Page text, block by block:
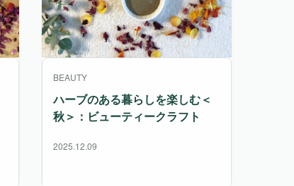
BEAUTY
ハーブのある暮らしを楽しむ＜
秋＞：ビューティークラフト
2025.12.09